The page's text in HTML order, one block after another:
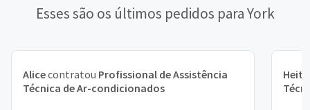
Esses são os últimos pedidos para York
Alicecontratou Profissional de Assistência
Técnica de Ar-condicionados